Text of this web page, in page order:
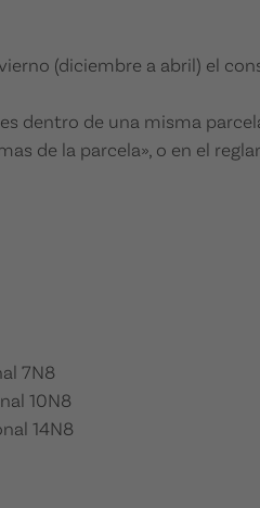
(diciembre a abril) el
dentro de una misma
de la parcela», o en el
7N8
10N8
14N8